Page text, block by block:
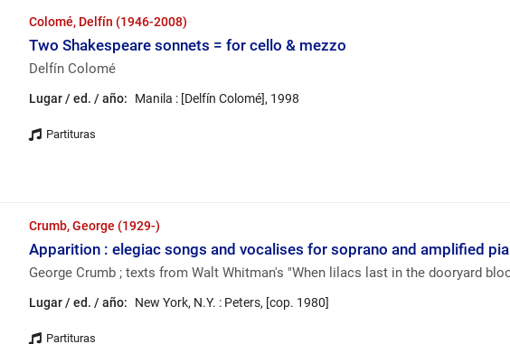
Colomé, Delfín (1946-2008)
Two Shakespeare sonnets = for cello & mezzo
Delfín Colomé
Lugar / ed. / año: Manila : [Delfín Colomé], 1998
Crumb, George (1929-)
Apparition : elegiac songs and vocalises for soprano and amplified
George Crumb ; texts from Walt Whitman's "When lilacs last in the dooryard
Lugar / ed. / año: New York, N.Y. : Peters, [cop. 1980]